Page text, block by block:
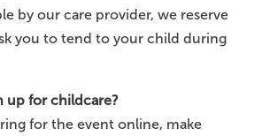
by our care provider, we reserve
you to tend to your child during
up for childcare?
for the event online, make